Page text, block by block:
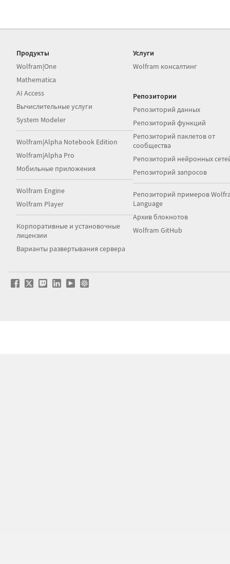
Продукты
Wolfram|One
Mathematica
AI Access
Вычислительные услуги
System Modeler
Wolfram|Alpha Notebook Edition
Wolfram|Alpha Pro
Мобильные приложения
Wolfram Engine
Wolfram Player
Корпоративные и установочные
лицензии
Варианты развертывания сервера
Услуги
Wolfram консалтинг
Репозитории
Репозиторий данных
Репозиторий функций
Репозиторий паклетов от
сообщества
Репозиторий нейронных
Репозиторий запросов
Репозиторий примеров
Language
Архив блокнотов
Wolfram GitHub